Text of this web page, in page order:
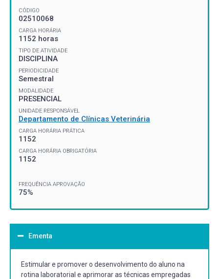
CÓDIGO
02510068
CARGA HORÁRIA
1152 horas
TIPO DE ATIVIDADE
DISCIPLINA
PERIODICIDADE
Semestral
MODALIDADE
PRESENCIAL
UNIDADE RESPONSÁVEL
Departamento de Clínicas Veterinária
CARGA HORÁRIA PRÁTICA
1152
CARGA HORÁRIA OBRIGATÓRIA
1152
FREQUÊNCIA APROVAÇÃO
75%
Ementa
Estimular e promover o desenvolvimento do aluno na
rotina laboratorial e aprimorar as técnicas empregadas